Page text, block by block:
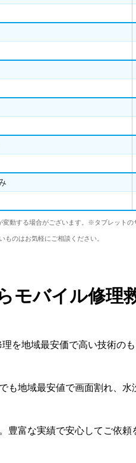
動する場合がございます。※タブレットの
ものはお気軽にご相談ください。
モバイル修理
を地域最安価で高い技術のも
も地域最安値で画面割れ、水
豊富な実績で安心してご依頼